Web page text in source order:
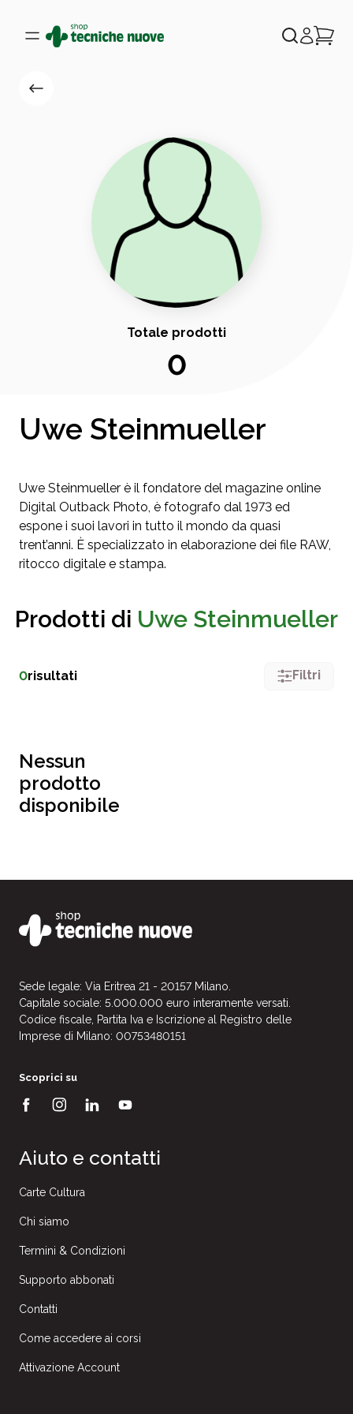
Totale prodotti
0
Uwe Steinmueller
Uwe Steinmueller è il fondatore del magazine online
Digital Outback Photo, è fotografo dal 1973 ed
espone i suoi lavori in tutto il mondo da quasi
trent’anni. È specializzato in elaborazione dei file RAW,
ritocco digitale e stampa.
Prodotti di Uwe Steinmueller
0risultati Filtri
Nessun
prodotto
disponibile
Sede legale: Via Eritrea 21 - 20157 Milano.
Capitale sociale: 5.000.000 euro interamente versati.
Codice fiscale, Partita Iva e Iscrizione al Registro delle
Imprese di Milano: 00753480151
Scoprici su
Aiuto e contatti
Carte Cultura
Chi siamo
Termini & Condizioni
Supporto abbonati
Contatti
Come accedere ai corsi
Attivazione Account